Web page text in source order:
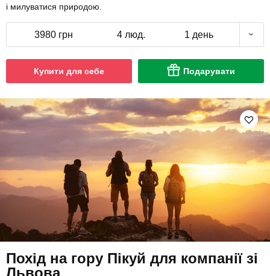
і милуватися природою.
3980 грн 4 люд. 1 день
Купити для себе Подарувати
Похід на гору Пікуй для компанії зі